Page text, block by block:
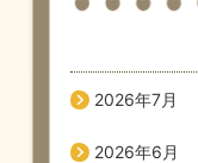
2026年7月
2026年6月